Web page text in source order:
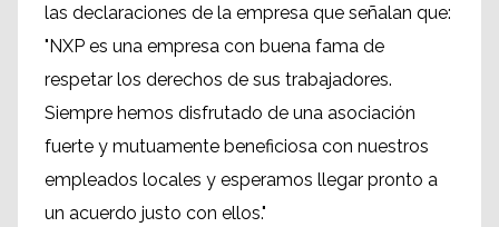
las declaraciones de la empresa que señalan que:
"NXP es una empresa con buena fama de
respetar los derechos de sus trabajadores.
Siempre hemos disfrutado de una asociación
fuerte y mutuamente beneficiosa con nuestros
empleados locales y esperamos llegar pronto a
un acuerdo justo con ellos."